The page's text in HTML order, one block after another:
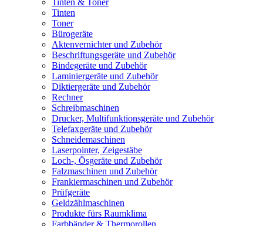
Tinten & Toner
Tinten
Toner
Bürogeräte
Aktenvernichter und Zubehör
Beschriftungsgeräte und Zubehör
Bindegeräte und Zubehör
Laminiergeräte und Zubehör
Diktiergeräte und Zubehör
Rechner
Schreibmaschinen
Drucker, Multifunktionsgeräte und Zubehör
Telefaxgeräte und Zubehör
Schneidemaschinen
Laserpointer, Zeigestäbe
Loch-, Ösgeräte und Zubehör
Falzmaschinen und Zubehör
Frankiermaschinen und Zubehör
Prüfgeräte
Geldzählmaschinen
Produkte fürs Raumklima